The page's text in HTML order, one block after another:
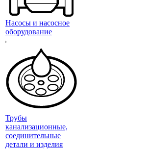
Насосы и насосное
оборудование
Трубы
канализационные,
соединительные
детали и изделия